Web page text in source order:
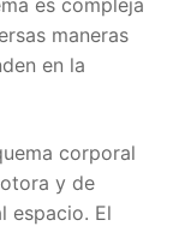
es compleja
maneras
en la
corporal
y de
espacio. El